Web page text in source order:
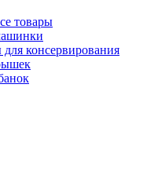
товары
консервирования